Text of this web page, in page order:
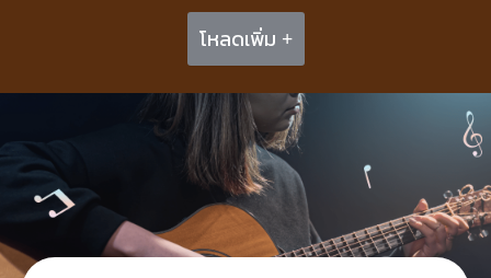
โหลดเพิ่ม +